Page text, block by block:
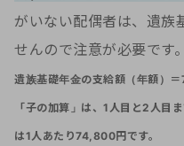
がいない配偶者は、遺族
せんので注意が必要です。
遺族基礎年金の支給額（年額）
「子の加算」は、1人目と2人
は1人あたり74,800円です。